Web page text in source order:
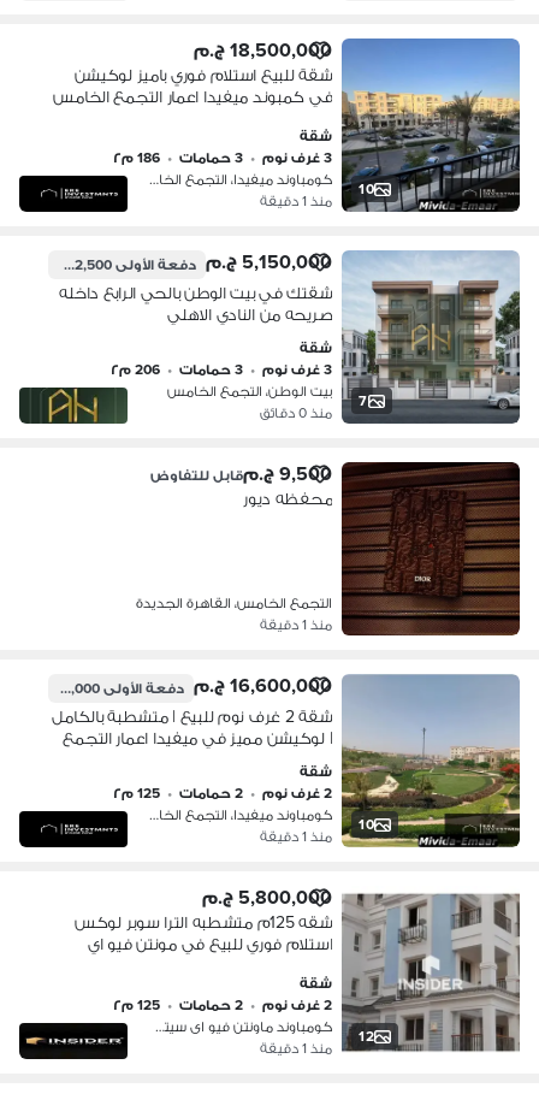
10
18,500,000 ج.م
شقة للبيع استلام فوري باميز لوكيشن
في كمبوند ميفيدا اعمار التجمع الخامس
شقة
3 غرف نوم
• 3 حمامات • 186 م٢
كومباوند ميفيدا، التجمع الخامس
منذ 1 دقيقة
7
5,150,000 ج.م دفعة الأولى1,802,500 ج.م
شقتك في بيت الوطن بالحي الرابع داخله
صريحه من النادي الاهلي
شقة
3 غرف نوم
• 3 حمامات • 206 م٢
بيت الوطن، التجمع الخامس
منذ 0 دقائق
9,500 ج.م قابل للتفاوض
محفظه ديور
التجمع الخامس، القاهرة الجديدة
منذ 1 دقيقة
10
16,600,000 ج.م دفعة الأولى14,000,000 ج.م
شقة 2 غرف نوم للبيع | متشطبة بالكامل
| لوكيشن مميز في ميفيدا اعمار التجمع
الخامس Mivida Emaar New Cairo
شقة
2 غرف نوم
• 2 حمامات • 125 م٢
كومباوند ميفيدا، التجمع الخامس
منذ 1 دقيقة
12
5,800,000 ج.م
شقه 125م متشطبه الترا سوبر لوكس
استلام فوري للبيع في مونتن فيو اي
شقة
2 غرف نوم
• 2 حمامات • 125 م٢
كومباوند ماونتن فيو اى سيتي، التجمع…
منذ 1 دقيقة